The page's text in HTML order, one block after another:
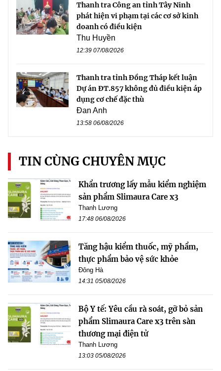
Thanh tra Công an tỉnh Tây Ninh
phát hiện vi phạm tại các cơ sở kinh
doanh có điều kiện
Thu Huyền
12:39 07/08/2026
Thanh tra tỉnh Đồng Tháp kết luận
Dự án ĐT.857 không đủ điều kiện áp
dụng cơ chế đặc thù
Đan Anh
13:58 06/08/2026
TIN CÙNG CHUYÊN MỤC
Khẩn trương lấy mẫu kiểm nghiệm
sản phẩm Slimaura Care x3
Thanh Lương
17:48 06/08/2026
Tăng hậu kiểm thuốc, mỹ phẩm,
thực phẩm bảo vệ sức khỏe
Đông Hà
14:31 05/08/2026
Bộ Y tế: Yêu cầu rà soát, gỡ bỏ sản
phẩm Slimaura Care x3 trên sàn
thương mại điện tử
Thanh Lương
13:03 05/08/2026